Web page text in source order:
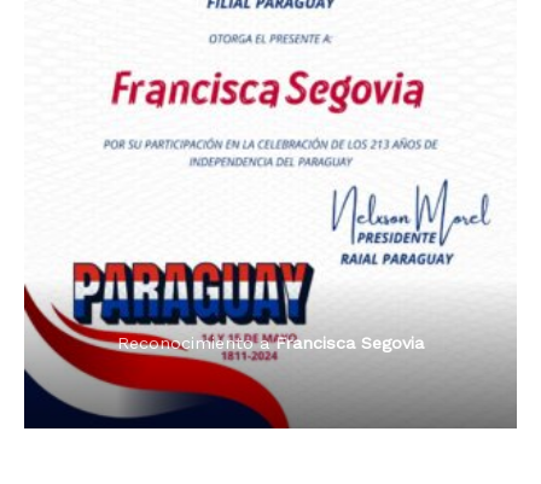
Dama de Oro 2024
Reconocimiento aFrancisca Segovia
Reconocimiento aFrancisca Segovia
Radio Tribuna Abierta
Radio Tribuna Abierta
Radio Oñondivepa Paraguay
Premio Orgullo Paraguayo
Reconocimiento aFrancisca Segovia